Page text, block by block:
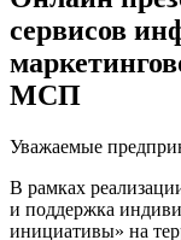
сервисов
МСП
Уважаемые
В рамках
и поддержка
инициативы» на